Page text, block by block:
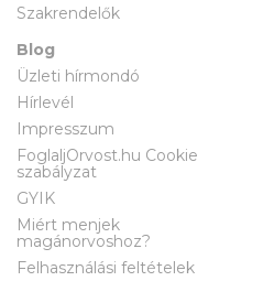
Szakrendelők
Blog
Üzleti hírmondó
Hírlevél
Impresszum
FoglaljOrvost.hu Cookie
szabályzat
GYIK
Miért menjek
magánorvoshoz?
Felhasználási feltételek